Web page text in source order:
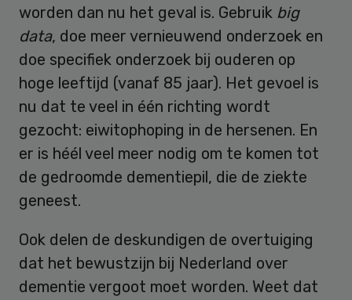
worden dan nu het geval is. Gebruik big
data, doe meer vernieuwend onderzoek en
doe specifiek onderzoek bij ouderen op
hoge leeftijd (vanaf 85 jaar). Het gevoel is
nu dat te veel in één richting wordt
gezocht: eiwitophoping in de hersenen. En
er is héél veel meer nodig om te komen tot
de gedroomde dementiepil, die de ziekte
geneest.
Ook delen de deskundigen de overtuiging
dat het bewustzijn bij Nederland over
dementie vergoot moet worden. Weet dat